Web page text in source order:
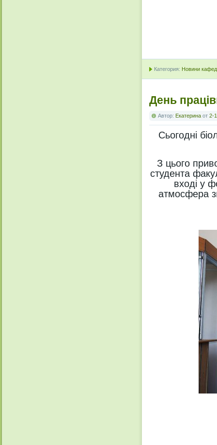
Категория: Новини
День
Автор: Екатерина от 2-
Сьогодні
З цього
студента
вході у
атмосфера